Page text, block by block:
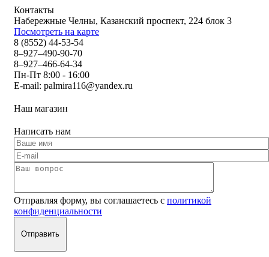
Контакты
Набережные Челны, Казанский проспект, 224 блок 3
Посмотреть на карте
8 (8552) 44-53-54
8–927–490-90-70
8–927–466-64-34
Пн-Пт 8:00 - 16:00
E-mail: palmira116@yandex.ru
Наш магазин
Написать нам
Отправляя форму, вы соглашаетесь с политикой
конфиденциальности